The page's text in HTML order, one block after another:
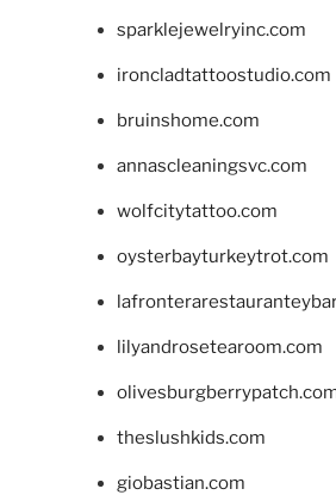
sparklejewelryinc.com
ironcladtattoostudio.com
bruinshome.com
annascleaningsvc.com
wolfcitytattoo.com
oysterbayturkeytrot.com
lilyandrosetearoom.com
theslushkids.com
giobastian.com